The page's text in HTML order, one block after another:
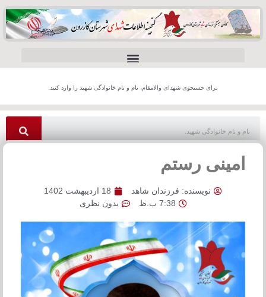
برای جستجوی شهدای والامقام، نام و نام خانوادگی شهید را وارد کنید.
امینی رستم
نویسنده: فرزندان شاهد
18 اردیبهشت 1402
7:38 ب.ظ
بدون نظری